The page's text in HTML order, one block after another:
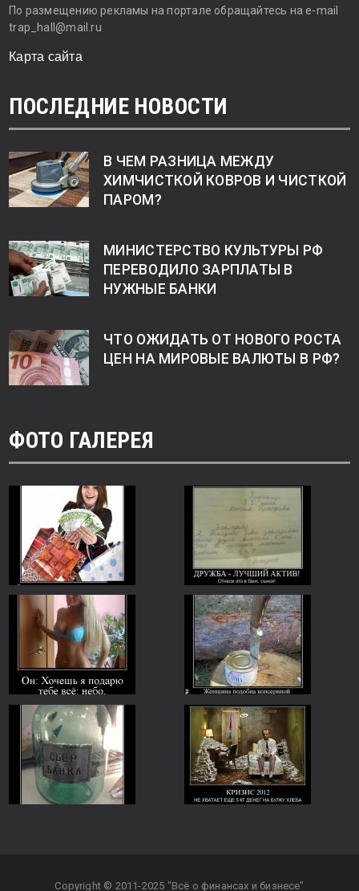
По размещению рекламы на портале обращайтесь на e-mail
trap_hall@mail.ru
Карта сайта
ПОСЛЕДНИЕ НОВОСТИ
В ЧЕМ РАЗНИЦА МЕЖДУ
ХИМЧИСТКОЙ КОВРОВ И ЧИСТКОЙ
ПАРОМ?
МИНИСТЕРСТВО КУЛЬТУРЫ РФ
ПЕРЕВОДИЛО ЗАРПЛАТЫ В
НУЖНЫЕ БАНКИ
ЧТО ОЖИДАТЬ ОТ НОВОГО РОСТА
ЦЕН НА МИРОВЫЕ ВАЛЮТЫ В РФ?
ФОТО ГАЛЕРЕЯ
Copyright © 2011-2025 "Всё о финансах и бизнесе"